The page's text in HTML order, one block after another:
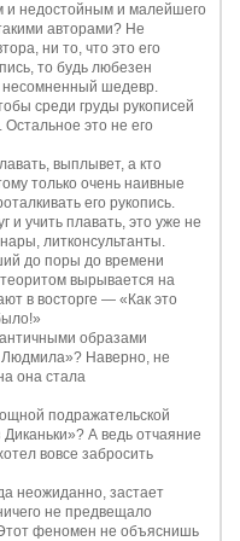
и недостойным и малейшего
авторами? Не
ни то, что это его
то будь любезен
несомненный шедевр.
среди груды рукописей
Остальное это не его
выплывет, а кто
только очень наивные
его рукопись.
и учить плавать, это уже не
литконсультанты.
до поры до времени
вырывается на
в восторге — «Как это
образами
Наверно, не
она стала
подражательской
А ведь отчаяние
вовсе забросить
неожиданно, застает
не предвещало
феномен не объяснишь